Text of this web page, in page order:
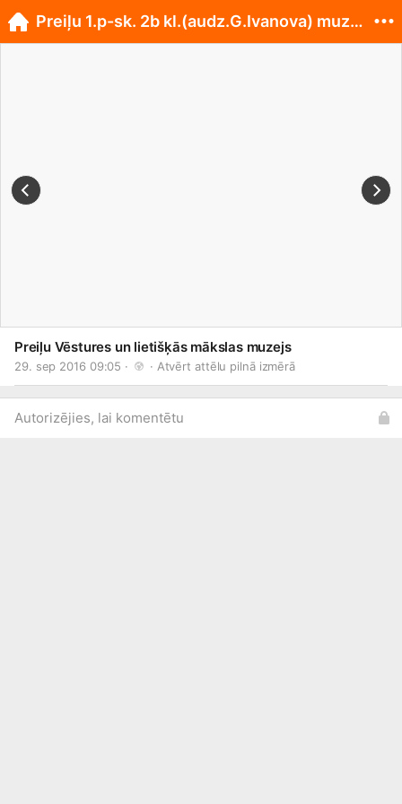
Preiļu Vēstures un lietišķās mākslas muzejs
29. sep 2016 09:05 · · Atvērt attēlu pilnā izmērā
Autorizējies, lai komentētu
Preiļu 1.p-sk. 2b kl.(audz.G.Ivanova) muzejā